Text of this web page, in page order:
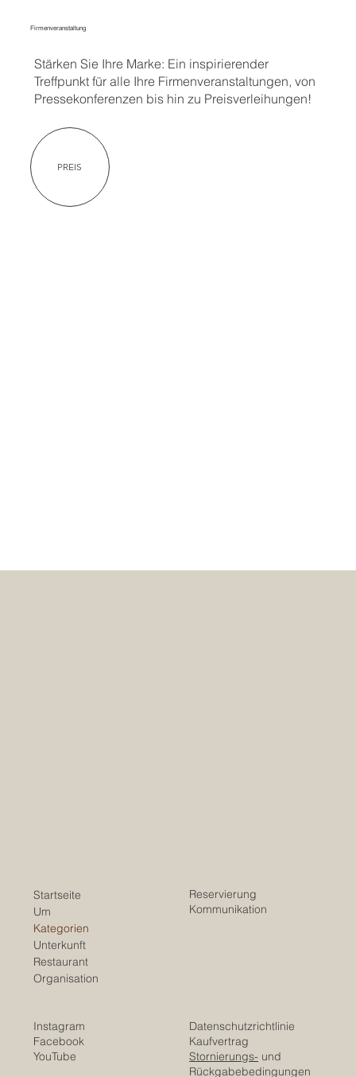
Firmenveranstaltung
Stärken Sie Ihre Marke: Ein inspirierender
Treffpunkt für alle Ihre Firmenveranstaltungen, von
Pressekonferenzen bis hin zu Preisverleihungen!
PREIS
Startseite
Um
Kategorien
Unterkunft
Restaurant
Organisation
Reservierung
Kommunikation
Datenschutzrichtlinie
Kaufvertrag
Stornierungs- und
Rückgabebedingungen
Instagram
Facebook
YouTube